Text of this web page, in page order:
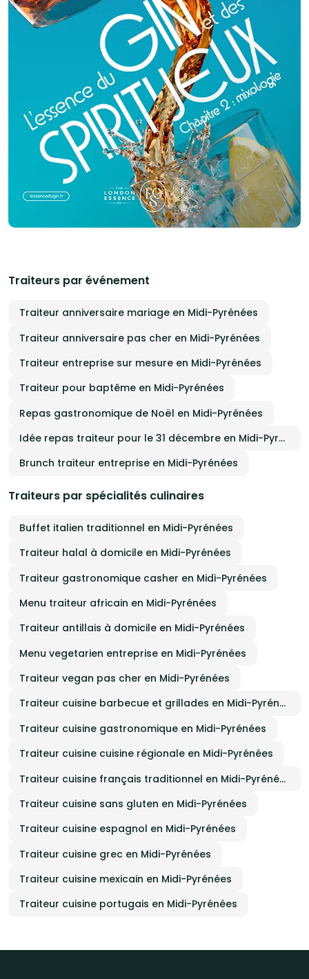
Traiteurs par événement
Traiteur anniversaire mariage en Midi-Pyrénées
Traiteur anniversaire pas cher en Midi-Pyrénées
Traiteur entreprise sur mesure en Midi-Pyrénées
Traiteur pour baptême en Midi-Pyrénées
Repas gastronomique de Noël en Midi-Pyrénées
Idée repas traiteur pour le 31 décembre en Midi-Pyrénées
Brunch traiteur entreprise en Midi-Pyrénées
Traiteurs par spécialités culinaires
Buffet italien traditionnel en Midi-Pyrénées
Traiteur halal à domicile en Midi-Pyrénées
Traiteur gastronomique casher en Midi-Pyrénées
Menu traiteur africain en Midi-Pyrénées
Traiteur antillais à domicile en Midi-Pyrénées
Menu vegetarien entreprise en Midi-Pyrénées
Traiteur vegan pas cher en Midi-Pyrénées
Traiteur cuisine barbecue et grillades en Midi-Pyrénées
Traiteur cuisine gastronomique en Midi-Pyrénées
Traiteur cuisine cuisine régionale en Midi-Pyrénées
Traiteur cuisine français traditionnel en Midi-Pyrénées
Traiteur cuisine sans gluten en Midi-Pyrénées
Traiteur cuisine espagnol en Midi-Pyrénées
Traiteur cuisine grec en Midi-Pyrénées
Traiteur cuisine mexicain en Midi-Pyrénées
Traiteur cuisine portugais en Midi-Pyrénées